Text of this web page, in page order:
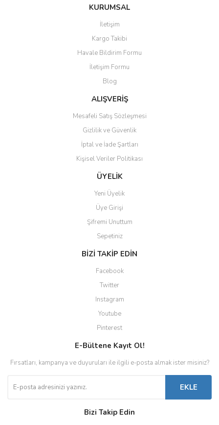
KURUMSAL
İletişim
Kargo Takibi
Havale Bildirim Formu
İletişim Formu
Blog
ALIŞVERİŞ
Mesafeli Satış Sözleşmesi
Gizlilik ve Güvenlik
İptal ve İade Şartları
Kişisel Veriler Politikası
ÜYELİK
Yeni Üyelik
Üye Girişi
Şifremi Unuttum
Sepetiniz
BİZİ TAKİP EDİN
Facebook
Twitter
Instagram
Youtube
Pinterest
E-Bültene Kayıt Ol!
Fırsatları, kampanya ve duyuruları ile ilgili e-posta almak ister misiniz?
EKLE
Bizi Takip Edin